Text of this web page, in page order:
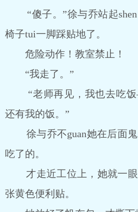
“傻子。”徐与乔站起shen
椅子tui一脚踩贴地了。
危险动作！教室禁止！
“我走了。”
“老师再见，我也去吃
还有我的饭。”
徐与乔不guan她在后面鬼
吃了的。
才走近工位上，她就一眼
张黄色便利贴。